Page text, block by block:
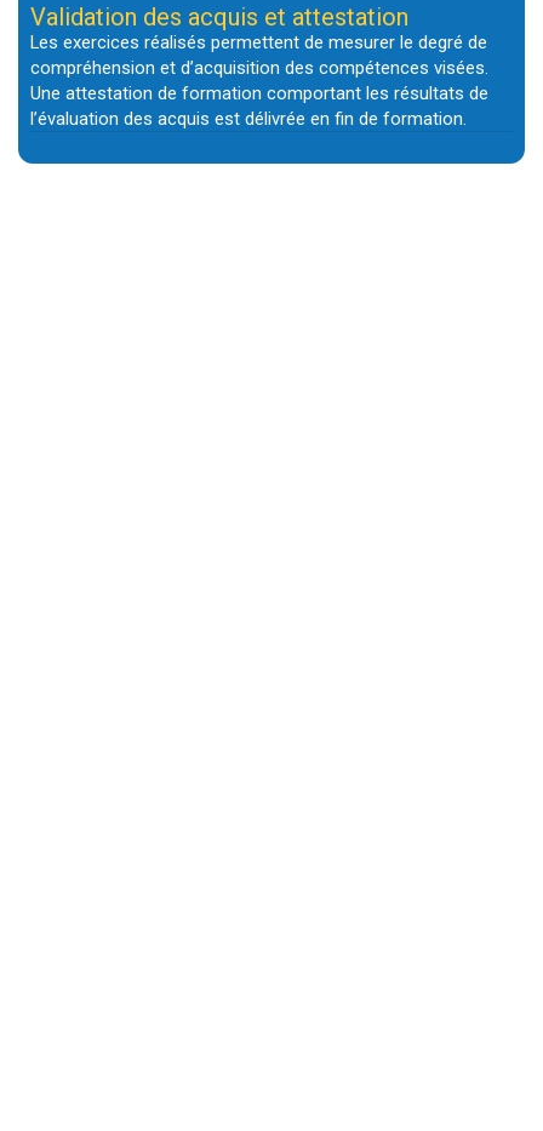
Validation des acquis et attestation
Les exercices réalisés permettent de mesurer le degré de
compréhension et d’acquisition des compétences visées.
Une attestation de formation comportant les résultats de
l’évaluation des acquis est délivrée en fin de formation.